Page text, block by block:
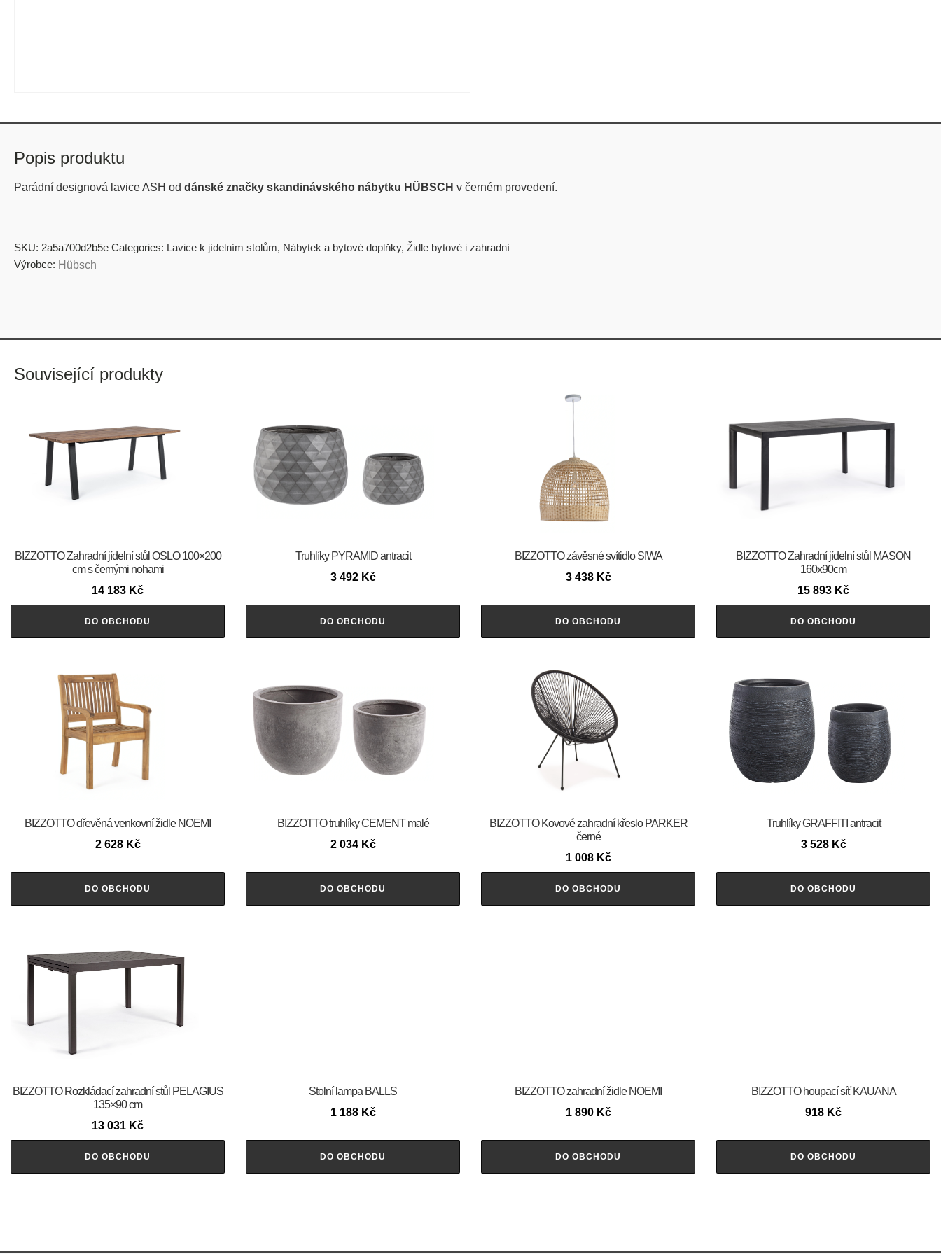
Popis produktu
Parádní designová lavice ASH od dánské značky skandinávského nábytku HÜBSCH v černém provedení.
SKU: 2a5a700d2b5e Categories: Lavice k jídelním stolům, Nábytek a bytové doplňky, Židle bytové i zahradní
Výrobce: Hübsch
Související produkty
BIZZOTTO Zahradní jídelní stůl OSLO 100×200
cm s černými nohami
14 183 Kč
DO OBCHODU
Truhlíky PYRAMID antracit
3 492 Kč
DO OBCHODU
BIZZOTTO závěsné svítidlo SIWA
3 438 Kč
DO OBCHODU
BIZZOTTO Zahradní jídelní stůl MASON
160x90cm
15 893 Kč
DO OBCHODU
BIZZOTTO dřevěná venkovní židle NOEMI
2 628 Kč
DO OBCHODU
BIZZOTTO truhlíky CEMENT malé
2 034 Kč
DO OBCHODU
BIZZOTTO Kovové zahradní křeslo PARKER
černé
1 008 Kč
DO OBCHODU
Truhlíky GRAFFITI antracit
3 528 Kč
DO OBCHODU
BIZZOTTO Rozkládací zahradní stůl PELAGIUS
135×90 cm
13 031 Kč
DO OBCHODU
Stolní lampa BALLS
1 188 Kč
DO OBCHODU
BIZZOTTO zahradní židle NOEMI
1 890 Kč
DO OBCHODU
BIZZOTTO houpací síť KAUANA
918 Kč
DO OBCHODU